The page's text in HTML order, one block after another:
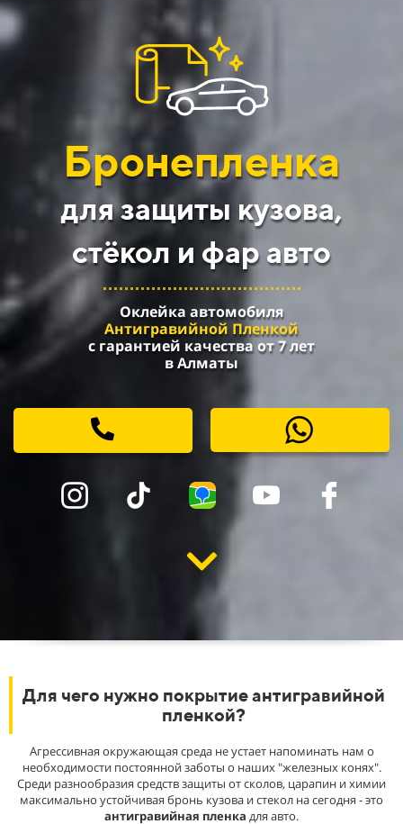
Бронепленка
для защиты кузова,
стёкол и фар авто
Оклейка автомобиля
Антигравийной Пленкой
с гарантией качества от 7 лет
в Алматы
Для чего нужно покрытие антигравийной
пленкой?
Агрессивная окружающая среда не устает напоминать нам о
необходимости постоянной заботы о наших "железных конях".
Среди разнообразия средств защиты от сколов, царапин и химии
максимально устойчивая бронь кузова и стекол на сегодня - это
антигравийная пленка для авто.